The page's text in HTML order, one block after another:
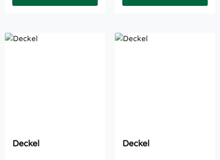
Deckel Deckel